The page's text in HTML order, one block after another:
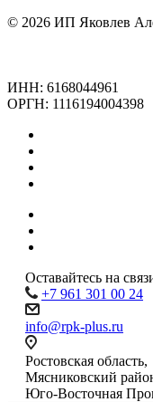
© 2026 ИП Яковлев
ИНН: 6168044961
ОРГН: 1116194004398
Оставайтесь на
+7 961 301 00 24
info@rpk-plus.ru
Ростовская область,
Мясниковский
Юго-Восточная